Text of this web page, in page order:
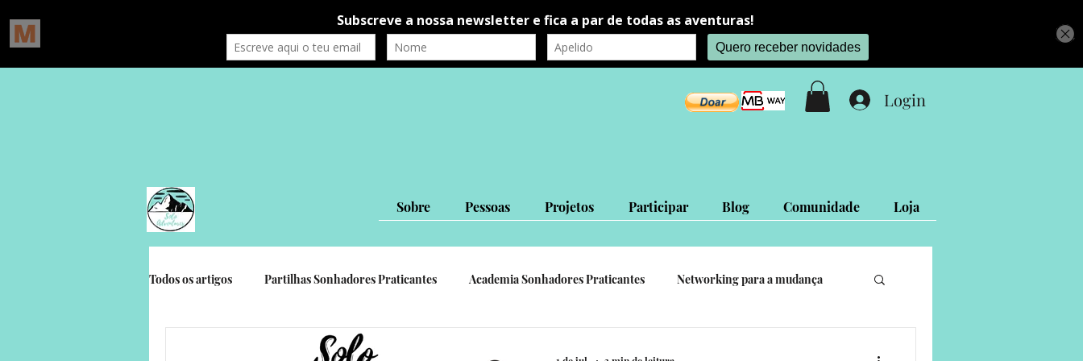
Login
Sobre Pessoas Projetos Participar Blog Comunidade Loja
Todos os artigos Partilhas Sonhadores Praticantes Academia Sonhadores Praticantes Networking para a mudança
Crónicas